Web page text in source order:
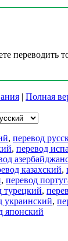
переводить
| Полная
, перевод
, перевод
казахский,
, перевод
турецкий,
украинский,
японский